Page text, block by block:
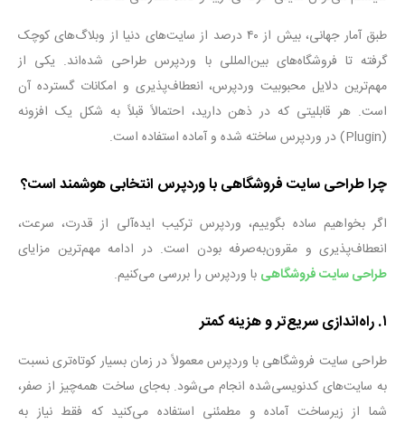
طبق آمار جهانی، بیش از ۴۰درصد از سایت‌های دنیا از وبلاگ‌های کوچک
گرفته تا فروشگاه‌های بین‌المللی با وردپرس طراحی شده‌اند. یکی از
مهم‌ترین دلایل محبوبیت وردپرس، انعطاف‌پذیری و امکانات گسترده آن
است. هر قابلیتی که در ذهن دارید، احتمالاً قبلاً به شکل یک افزونه
(Plugin)
در وردپرس ساخته شده و آماده استفاده است.
چرا طراحی سایت فروشگاهی با وردپرس انتخابی هوشمند است؟
اگر بخواهیم ساده بگوییم، وردپرس ترکیب ایده‌آلی از قدرت، سرعت،
انعطاف‌پذیری و مقرون‌به‌صرفه بودن است. در ادامه مهم‌ترین مزایای
طراحی سایت فروشگاهیبا وردپرس را بررسی می‌کنیم.
۱.راه‌اندازی سریع‌تر و هزینه کمتر
طراحی سایت فروشگاهی با وردپرس معمولاً در زمان بسیار کوتاه‌تری نسبت
به سایت‌های کدنویسی‌شده انجام می‌شود. به‌جای ساخت همه‌چیز از صفر،
شما از زیرساخت آماده و مطمئنی استفاده می‌کنید که فقط نیاز به